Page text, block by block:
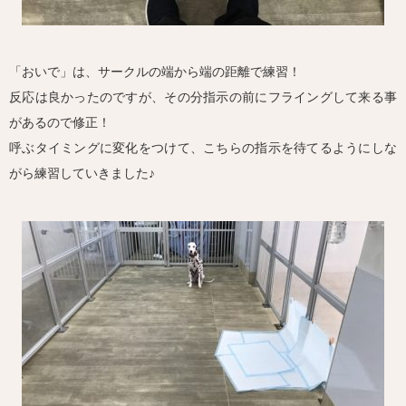
「おいで」は、サークルの端から端の距離で練習！
反応は良かったのですが、その分指示の前にフライングして来る事
があるので修正！
呼ぶタイミングに変化をつけて、こちらの指示を待てるようにしな
がら練習していきました♪